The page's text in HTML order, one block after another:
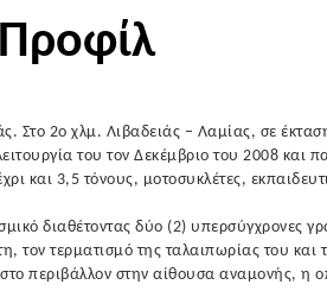
Προφίλ
Στο 2ο χλμ. Λιβαδειάς – Λαμίας, σε
του τον Δεκέμβριο του 2008 και
και 3,5 τόνους, μοτοσυκλέτες,
διαθέτοντας δύο (2) υπερσύγχρονες
τον τερματισμό της ταλαιπωρίας του
περιβάλλον στην αίθουσα αναμονής, η